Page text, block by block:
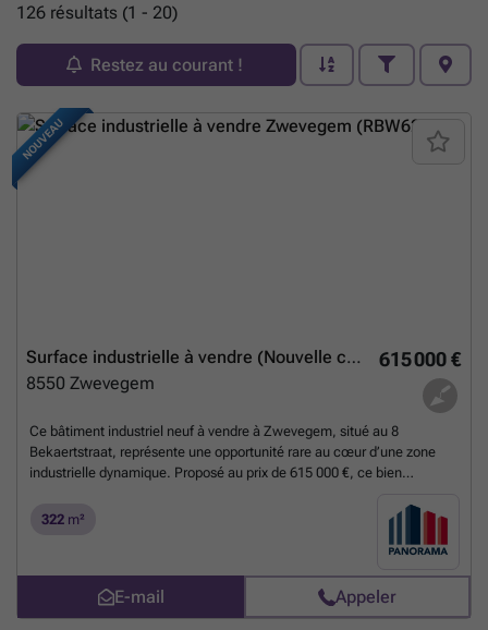
126 résultats (1 - 20)
Restez au courant !
NOUVEAU
615 000 €
Surface industrielle à vendre (Nouvelle construction)
8550 Zwevegem
Ce bâtiment industriel neuf à vendre à Zwevegem, situé au 8
Bekaertstraat, représente une opportunité rare au cœur d’une zone
industrielle dynamique. Proposé au prix de 615 000 €, ce bien
de 322 m² sur une parcelle de même superficie. Il se compose d’un
des revêtements de sol en carrelage céramique, des installations
électriques avec prises, interrupteurs et points lumineux, ainsi que
d’équipements contemporains comme la vidéophonie, un sanitaire
intégré, une unité extérieure individuelle pour le système de
322 m²
E-mail Appeler